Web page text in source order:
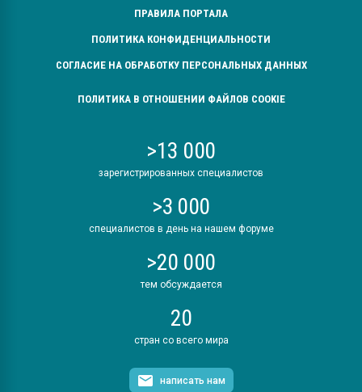
ПРАВИЛА ПОРТАЛА
ПОЛИТИКА КОНФИДЕНЦИАЛЬНОСТИ
СОГЛАСИЕ НА ОБРАБОТКУ ПЕРСОНАЛЬНЫХ ДАННЫХ
ПОЛИТИКА В ОТНОШЕНИИ ФАЙЛОВ COOKIE
>13 000
зарегистрированных специалистов
>3 000
специалистов в день на нашем форуме
>20 000
тем обсуждается
20
стран со всего мира
написать нам